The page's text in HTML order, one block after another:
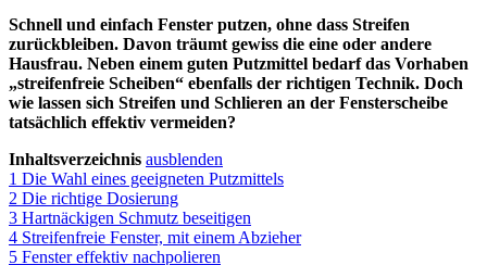
Schnell und einfach Fenster putzen, ohne dass Streifen
zurückbleiben. Davon träumt gewiss die eine oder andere
Hausfrau. Neben einem guten Putzmittel bedarf das Vorhaben
„streifenfreie Scheiben“ ebenfalls der richtigen Technik. Doch
wie lassen sich Streifen und Schlieren an der Fensterscheibe
tatsächlich effektiv vermeiden?
Inhaltsverzeichnis ausblenden
1 Die Wahl eines geeigneten Putzmittels
2 Die richtige Dosierung
3 Hartnäckigen Schmutz beseitigen
4 Streifenfreie Fenster, mit einem Abzieher
5 Fenster effektiv nachpolieren